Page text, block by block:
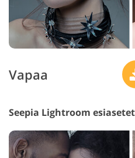
Vapaa
Seepia Lightroom